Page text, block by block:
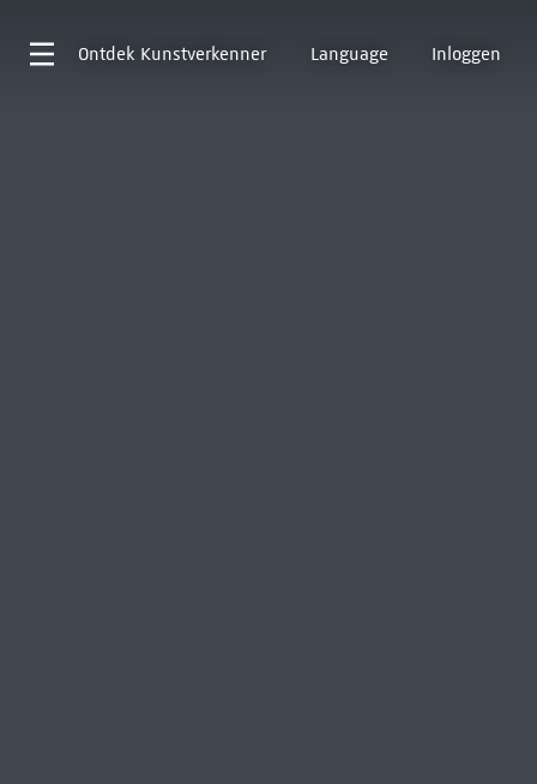
Ontdek Kunstverkenner Language Inloggen